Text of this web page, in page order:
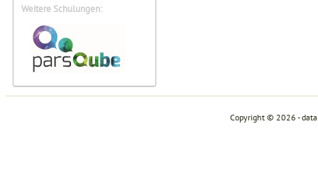
Weitere Schulungen:
Copyright © 2026 -